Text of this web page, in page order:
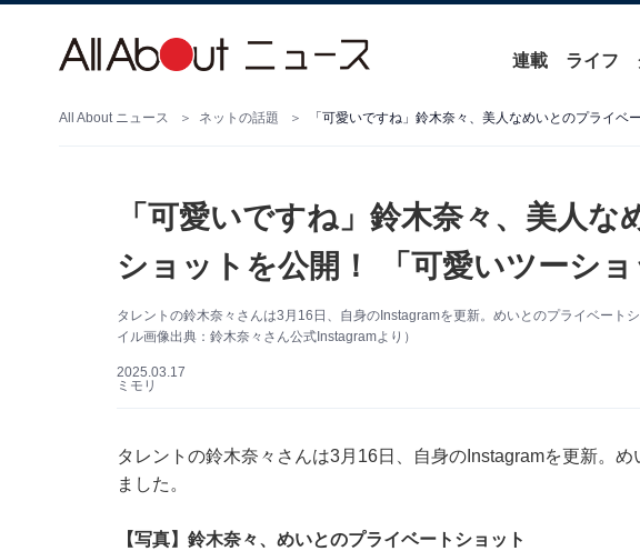
連載 ライフ
All About ニュース ネットの話題 「可愛いですね」鈴木奈々、美人なめいとのプライベ
「可愛いですね」鈴木奈々、美人な
ショットを公開！ 「可愛いツーショ
タレントの鈴木奈々さんは3月16日、自身のInstagramを更新。めいとのプライベート
イル画像出典：鈴木奈々さん公式Instagramより）
2025.03.17
ミモリ
タレントの鈴木奈々さんは3月16日、自身のInstagramを更新。
ました。
【写真】鈴木奈々、めいとのプライベートショット